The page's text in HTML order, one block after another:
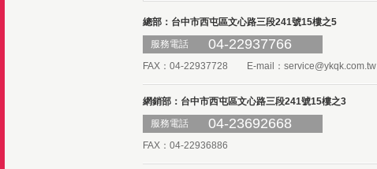
總部：台中市西屯區文心路三段241號15樓之5
服務電話
04-22937766
FAX：04-22937728 E-mail： service@ykqk.com.tw
網銷部：台中市西屯區文心路三段241號15樓之3
服務電話
04-23692668
FAX：04-22936886